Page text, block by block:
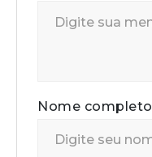
Nome completo